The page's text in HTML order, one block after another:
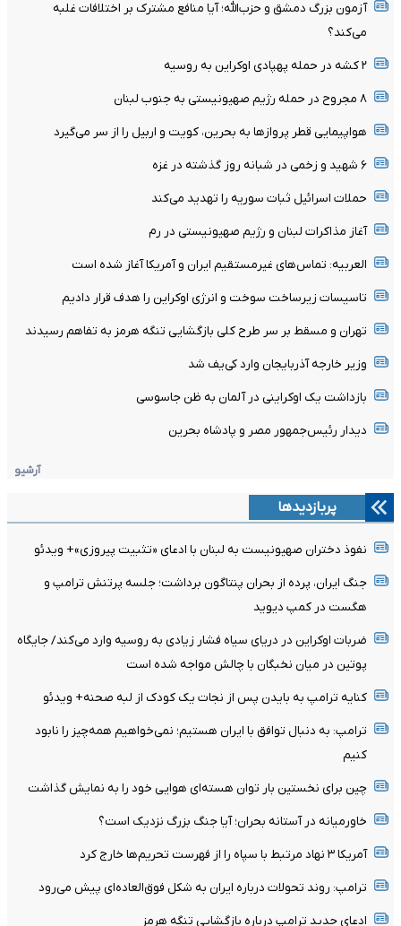
آزمون بزرگ دمشق و حزب‌الله؛ آیا منافع مشترک بر اختلافات غلبه
می‌کند؟
۲ کشه در حمله پهپادی اوکراین به روسیه
۸ مجروح در حمله رژیم صهیونیستی به جنوب لبنان
هواپیمایی قطر پروازها به بحرین، کویت و اربیل را از سر می‌گیرد
۶ شهید و زخمی در شبانه روز گذشته در غزه
حملات اسرائیل ثبات سوریه را تهدید می‌کند
آغاز مذاکرات لبنان و رژیم صهیونیستی در رم
العربیه: تماس‌های غیرمستقیم ایران و آمریکا آغاز شده است
تاسیسات زیرساخت سوخت و انرژی اوکراین را هدف قرار دادیم
تهران و مسقط بر سر طرح کلی بازگشایی تنگه هرمز به تفاهم رسیدند
وزیر خارجه آذربایجان وارد کی‌یف شد
بازداشت یک اوکراینی در آلمان به ظن جاسوسی
دیدار رئیس‌جمهور مصر و پادشاه بحرین
آرشیو
پربازدیدها
نفوذ دختران صهیونیست به لبنان با ادعای «تثبیت پیروزی»+ ویدئو
جنگ ایران، پرده از بحران پنتاگون برداشت؛ جلسه پرتنش ترامپ و
هگست در کمپ دیوید
ضربات اوکراین در دریای سیاه فشار زیادی به روسیه وارد می‌کند/ جایگاه
پوتین در میان نخبگان با چالش مواجه شده است
کنایه ترامپ به بایدن پس از نجات یک کودک از لبه صحنه+ ویدئو
ترامپ: به دنبال توافق با ایران هستیم؛ نمی‌خواهیم همه‌چیز را نابود
کنیم
چین برای نخستین بار توان هسته‌ای هوایی خود را به نمایش گذاشت
خاورمیانه در آستانه بحران؛ آیا جنگ بزرگ نزدیک است؟
آمریکا ۳ نهاد مرتبط با سپاه را از فهرست تحریم‌ها خارج کرد
ترامپ: روند تحولات درباره ایران به شکل فوق‌العاده‌ای پیش می‌رود
ادعای جدید ترامپ درباره بازگشایی تنگه هرمز